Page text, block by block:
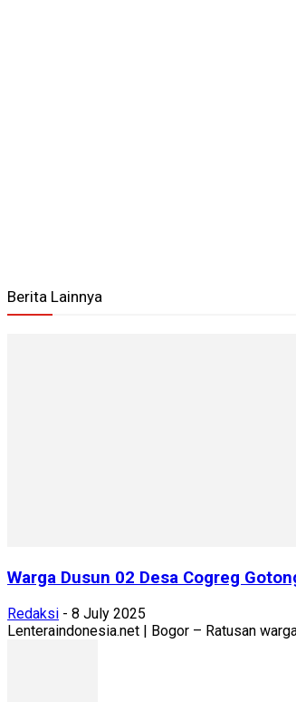
Berita Lainnya
Warga Dusun 02 Desa Cogreg
Redaksi - 8 July 2025
Lenteraindonesia.net | Bogor – Ratusan